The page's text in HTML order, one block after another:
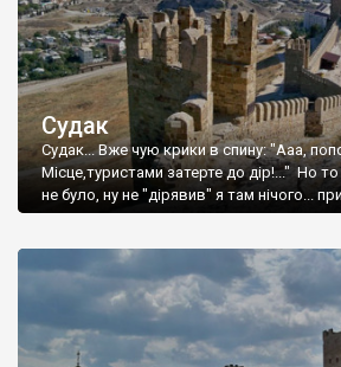
Судак
Судак... Вже чую крики в спину: "Ааа,
Місце,туристами затерте до дір!..." Но
не було, ну не "дірявив" я там нічого...